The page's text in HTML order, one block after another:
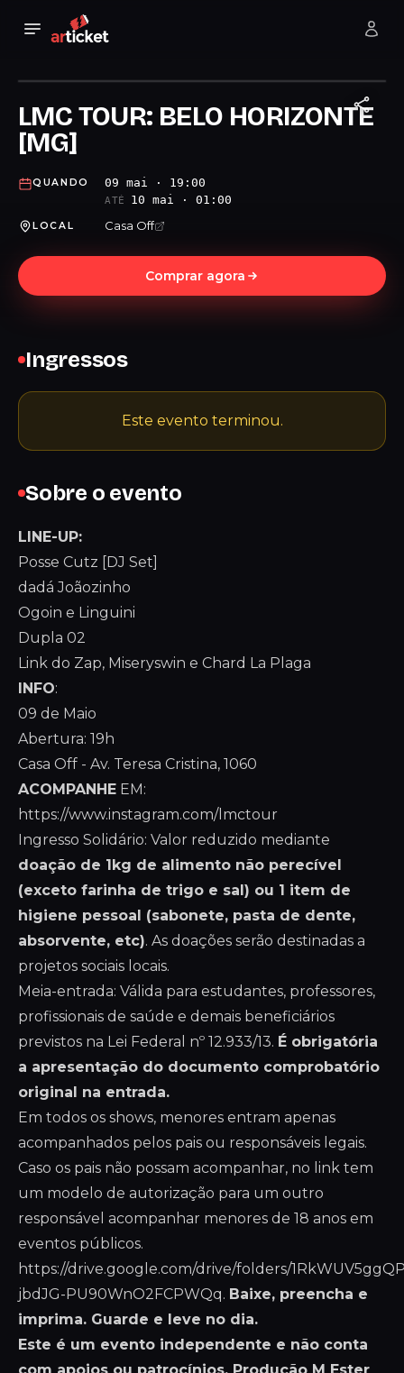
LMC TOUR: BELO HORIZONTE
[MG]
QUANDO 09 mai · 19:00
ATÉ 10 mai · 01:00
LOCAL Casa Off
Comprar agora
Sobre o evento
LINE-UP:
Posse Cutz [DJ Set]
dadá Joãozinho
Ogoin e Linguini
Dupla 02
Link do Zap, Miseryswin e Chard La Plaga
INFO:
09 de Maio
Abertura: 19h
Casa Off - Av. Teresa Cristina, 1060
ACOMPANHE EM:
https://www.instagram.com/lmctour
Ingresso Solidário: Valor reduzido mediante
doação de 1kg de alimento não perecível
(exceto farinha de trigo e sal) ou 1 item de
higiene pessoal (sabonete, pasta de dente,
absorvente, etc). As doações serão destinadas a
projetos sociais locais.
Meia-entrada: Válida para estudantes, professores,
profissionais de saúde e demais beneficiários
previstos na Lei Federal nº 12.933/13. É obrigatória
a apresentação do documento comprobatório
original na entrada.
Em todos os shows, menores entram apenas
acompanhados pelos pais ou responsáveis legais.
Caso os pais não possam acompanhar, no link tem
um modelo de autorização para um outro
responsável acompanhar menores de 18 anos em
eventos públicos.
https://drive.google.com/drive/folders/
jbdJG-PU90WnO2FCPWQq. Baixe, preencha e
imprima. Guarde e leve no dia.
Este é um evento independente e não conta
Ingressos
Este evento terminou.